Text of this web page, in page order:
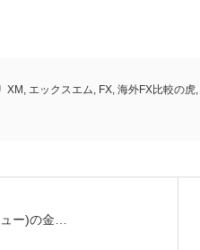
XM エックスエム FX 海外FX比較の虎
ー)の金…